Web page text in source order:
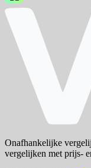
Onafhankelijke
vergelijken met prijs-